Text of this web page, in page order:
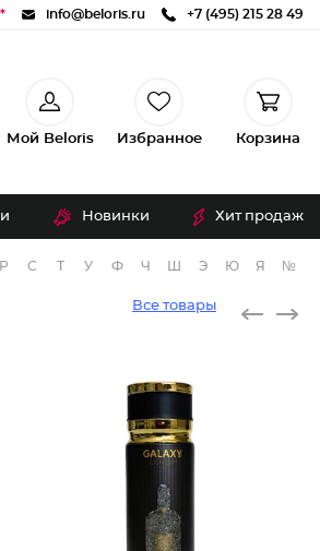
info@beloris.ru +7 (495) 215 28 49
Мой Beloris Избранное Корзина
Новинки Хит продаж
Р С Т У Ф Ч Э Ю Я №
Все товары